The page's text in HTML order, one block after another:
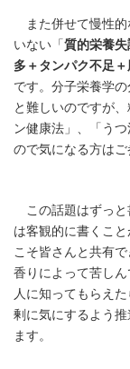
また併せて慢性的
いない「質的栄養失
多＋タンパク不足
です。分子栄養学
と難しいのですが
ン健康法」、「う
ので気になる方はご
この話題はずっと
は客観的に書くこ
こそ皆さんと共有
香りによって苦し
人に知ってもらえ
剰に気にするよう
ます。